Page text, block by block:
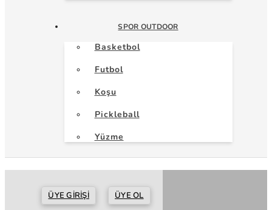
SPOR OUTDOOR
Basketbol
Futbol
Koşu
Pickleball
Yüzme
ÜYE GIRIŞI ÜYE OL